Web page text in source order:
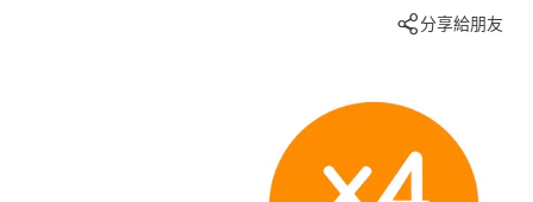
分享給朋友